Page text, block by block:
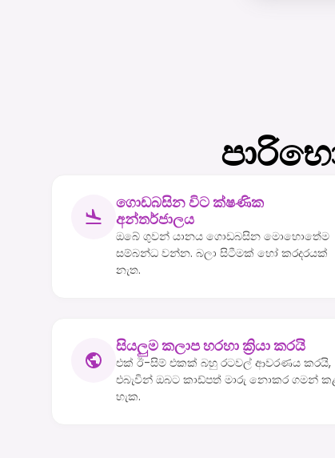
ගොඩබසින විට ක්ෂණික
අන්තර්ජාලය
ඔබේ ගුවන් යානය ගොඩබසින මොහොතේම
සම්බන්ධ වන්න. බලා සිටීමක් හෝ කරදරයක්
නැත.
සියලුම කලාප හරහා ක්‍රියා කරයි
එක් ඊ-සිම් එකක් බහු රටවල් ආවරණය කරයි,
එබැවින් ඔබට කාඩ්පත් මාරු නොකර ගමන්
හැක.